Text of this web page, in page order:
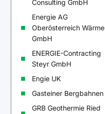
Consulting GmbH
Energie AG
Oberösterreich Wärme
GmbH
ENERGIE-Contracting
Steyr GmbH
Engie UK
Gasteiner Bergbahnen
GRB Geothermie Ried